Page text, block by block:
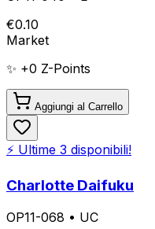
€0.10
Market
✨ +0 Z-Points
Aggiungi al Carrello
⚡ Ultime 3 disponibili!
Charlotte Daifuku
OP11-068 • UC